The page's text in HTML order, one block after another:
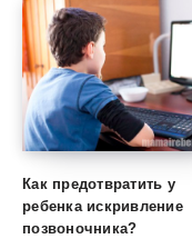
Как предотвратить у
ребенка искривление
позвоночника?